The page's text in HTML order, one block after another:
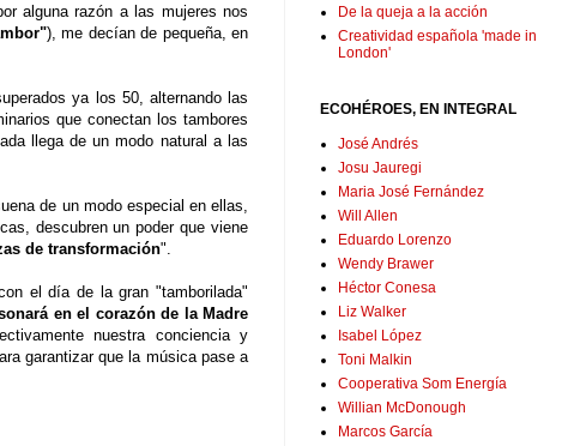
alguna razón a las mujeres nos
), me decían de pequeña, en
ya los 50, alternando las
que conectan los tambores
llega de un modo natural a las
de un modo especial en ellas,
descubren un poder que viene
de transformación".
el día de la gran "tamborilada"
en el corazón de la Madre
nuestra conciencia y
garantizar que la música pase a
De la queja a la acción
Creatividad española 'made in
London'
ECOHÉROES, EN INTEGRAL
José Andrés
Josu Jauregi
Maria José Fernández
Will Allen
Eduardo Lorenzo
Wendy Brawer
Héctor Conesa
Liz Walker
Isabel López
Toni Malkin
Cooperativa Som Energía
Willian McDonough
Marcos García